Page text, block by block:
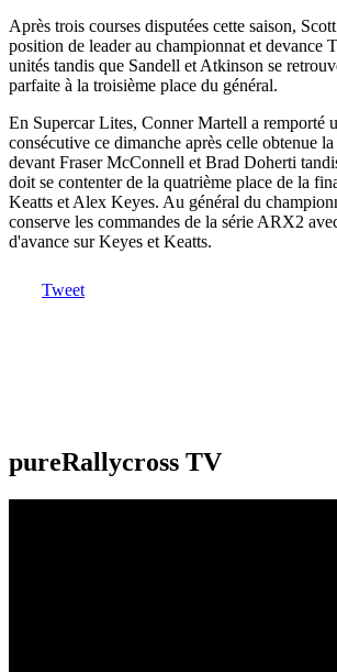
Après trois courses disputées cette saison,
position de leader au championnat et devance
unités tandis que Sandell et Atkinson se
parfaite à la troisième place du général.
En Supercar Lites, Conner Martell a remporté
consécutive ce dimanche après celle obtenue
devant Fraser McConnell et Brad Doherti
doit se contenter de la quatrième place de la
Keatts et Alex Keyes. Au général du
conserve les commandes de la série ARX2
d'avance sur Keyes et Keatts.
Tweet
pureRallycross TV